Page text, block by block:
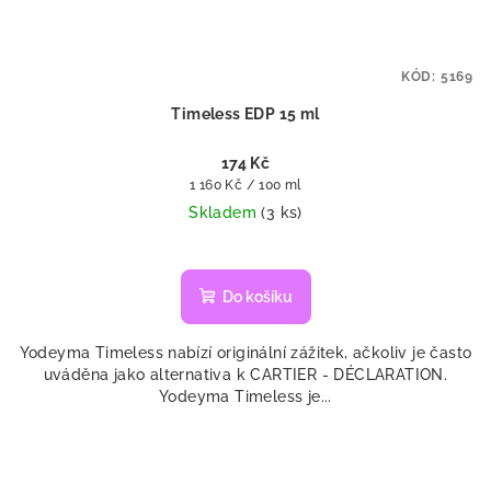
Timeless EDP 15 ml
174 Kč
Měrná
cena:
1 160 Kč / 100 ml
Skladem(3 ks)
Do košíku
Yodeyma Timeless nabízí originální zážitek, ačkoliv je často
uváděna jako alternativa k CARTIER - DÉCLARATION.
Yodeyma Timeless je...
KÓD: 5169